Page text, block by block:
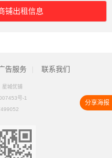
铺出租信息
告服务 联系我们
城优铺
号-1
分享海报